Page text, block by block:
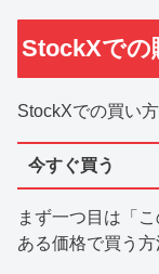
StockXでの
StockXでの買い
今すぐ買う
まず一つ目は「
ある価格で買う方